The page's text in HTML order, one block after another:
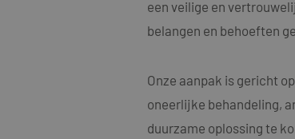
een veilige en
belangen en behoeften
Onze aanpak is gericht
oneerlijke behandeling,
duurzame oplossing te